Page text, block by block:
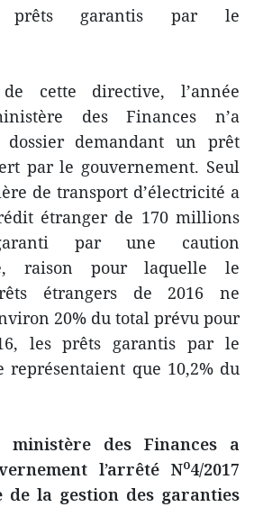
prêts garantis par le
cette directive, l’année
des Finances n’a
dossier demandant un prêt
par le gouvernement. Seul
de transport d’électricité a
étranger de 170 millions
par une caution
raison pour laquelle le
étrangers de 2016 ne
20% du total prévu pour
les prêts garantis par le
représentaient que 10,2% du
ministère des Finances a
l’arrêté No4/2017
la gestion des garanties